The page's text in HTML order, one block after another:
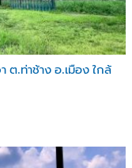
ต.ท่าช้าง อ.เมือง ใกล้